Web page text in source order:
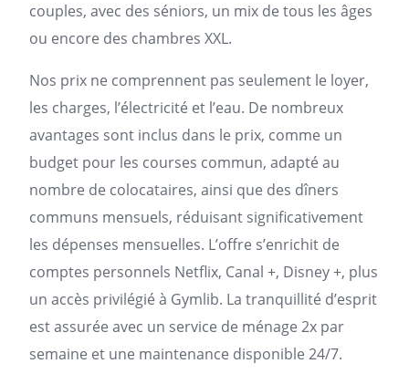
couples, avec des séniors, un mix de tous les âges
ou encore des chambres XXL.
Nos prix ne comprennent pas seulement le loyer,
les charges, l’électricité et l’eau. De nombreux
avantages sont inclus dans le prix, comme un
budget pour les courses commun, adapté au
nombre de colocataires, ainsi que des dîners
communs mensuels, réduisant significativement
les dépenses mensuelles. L’offre s’enrichit de
comptes personnels Netflix, Canal +, Disney +, plus
un accès privilégié à Gymlib. La tranquillité d’esprit
est assurée avec un service de ménage 2x par
semaine et une maintenance disponible 24/7.